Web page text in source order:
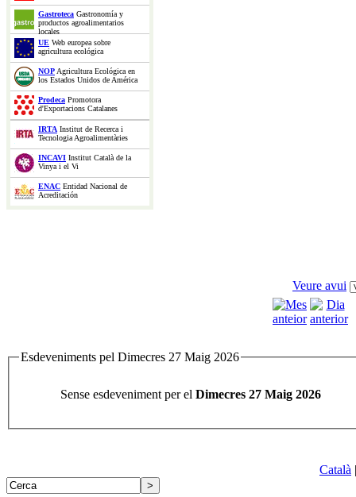
Gastroteca Gastronomía y
productos agroalimentarios
locales
UE Web europea sobre
agricultura ecológica
NOPAgricultura Ecológica en
los Estados Unidos de América
Prodeca Promotora
d'Exportacions Catalanes
IRTA Institut de Recerca i
Tecnologia Agroalimentàries
INCAVI Institut Català de la
Vinya i el Vi
ENAC Entidad Nacional de
Acreditación
Veure avui
Esdeveniments pel Dimecres 27 Maig 2026
Sense esdeveniment per el Dimecres 27 Maig 2026
Català